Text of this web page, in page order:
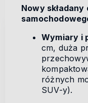
Nowy
Wymiary i
cm, duża
różnych
SUV-y).